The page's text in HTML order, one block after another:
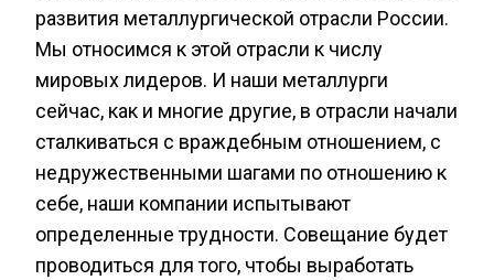
развития металлургической отрасли России.
Мы относимся к этой отрасли к числу
мировых лидеров. И наши металлурги
сейчас, как и многие другие, в отрасли начали
сталкиваться с враждебным отношением, с
недружественными шагами по отношению к
себе, наши компании испытывают
определенные трудности. Совещание будет
проводиться для того, чтобы выработать